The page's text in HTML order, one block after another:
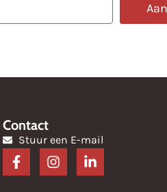
Contact
Stuur een E-mail